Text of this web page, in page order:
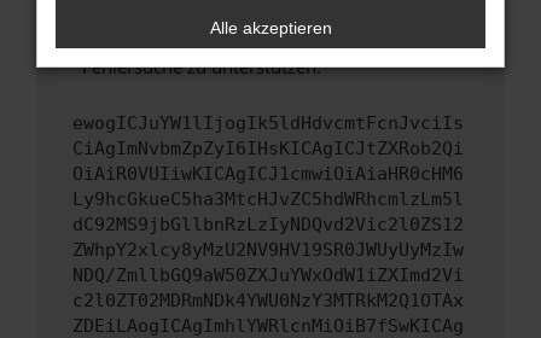
uns diesen Text schicken, um uns bei der
Fehlersuche zu unterstützen:
ewogICJuYW1lIjogIk5ldHdvcmtFcnJvciIs
CiAgImNvbmZpZyI6IHsKICAgICJtZXRob2Qi
OiAiR0VUIiwKICAgICJ1cmwiOiAiaHR0cHM6
Ly9hcGkueC5ha3MtcHJvZC5hdWRhcmlzLm5l
dC92MS9jbGllbnRzLzIyNDQvd2Vic2l0ZS12
ZWhpY2xlcy8yMzU2NV9HV19SR0JWUyUyMzIw
NDQ/ZmllbGQ9aW50ZXJuYWxOdW1iZXImd2Vi
c2l0ZT02MDRmNDk4YWU0NzY3MTRkM2Q1OTAx
ZDEiLAogICAgImhlYWRlcnMiOiB7fSwKICAg
Alle akzeptieren